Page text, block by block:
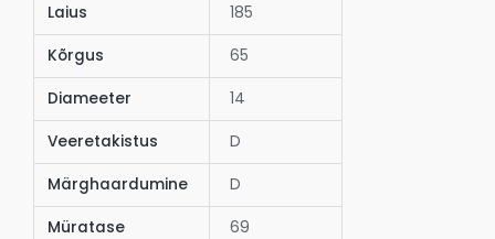
Laius 185
Kõrgus 65
Diameeter 14
Veeretakistus D
Märghaardumine D
Müratase 69